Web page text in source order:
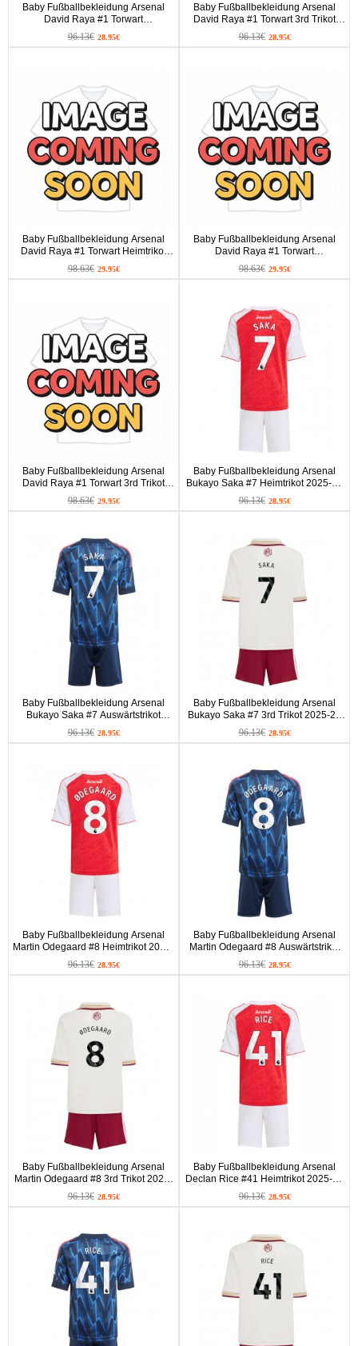
Baby Fußballbekleidung Arsenal
David Raya #1 Torwart
Auswärtstrikot 2025-26 Kurzarm (+
kurze hosen)
96.13€ 28.95€
Baby Fußballbekleidung Arsenal
David Raya #1 Torwart 3rd Trikot
2025-26 Kurzarm (+ kurze hosen)
96.13€ 28.95€
Baby Fußballbekleidung Arsenal
David Raya #1 Torwart Heimtrikot
2025-26 Langarm (+ kurze hosen)
98.63€ 29.95€
Baby Fußballbekleidung Arsenal
David Raya #1 Torwart
Auswärtstrikot 2025-26 Langarm (+
kurze hosen)
98.63€ 29.95€
Baby Fußballbekleidung Arsenal
David Raya #1 Torwart 3rd Trikot
2025-26 Langarm (+ kurze hosen)
98.63€ 29.95€
Baby Fußballbekleidung Arsenal
Bukayo Saka #7 Heimtrikot 2025-26
Kurzarm (+ kurze hosen)
96.13€ 28.95€
Baby Fußballbekleidung Arsenal
Bukayo Saka #7 Auswärtstrikot
2025-26 Kurzarm (+ kurze hosen)
96.13€ 28.95€
Baby Fußballbekleidung Arsenal
Bukayo Saka #7 3rd Trikot 2025-26
Kurzarm (+ kurze hosen)
96.13€ 28.95€
Baby Fußballbekleidung Arsenal
Martin Odegaard #8 Heimtrikot 2025-
26 Kurzarm (+ kurze hosen)
96.13€ 28.95€
Baby Fußballbekleidung Arsenal
Martin Odegaard #8 Auswärtstrikot
2025-26 Kurzarm (+ kurze hosen)
96.13€ 28.95€
Baby Fußballbekleidung Arsenal
Martin Odegaard #8 3rd Trikot 2025-
26 Kurzarm (+ kurze hosen)
96.13€ 28.95€
Baby Fußballbekleidung Arsenal
Declan Rice #41 Heimtrikot 2025-26
Kurzarm (+ kurze hosen)
96.13€ 28.95€